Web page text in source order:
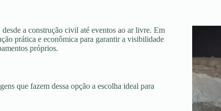
a construção civil até eventos ao ar livre. Em
prática e econômica para garantir a visibilidade
próprios.
que fazem dessa opção a escolha ideal para